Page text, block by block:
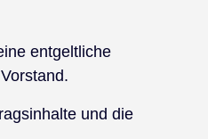
entgeltliche
und die